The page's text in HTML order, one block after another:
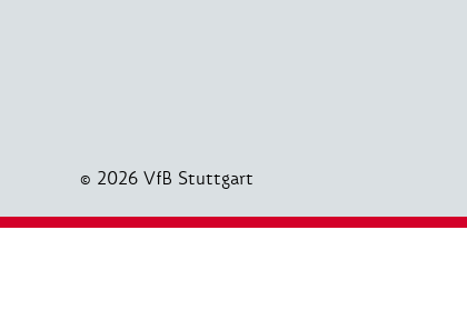
© 2026 VfB Stuttgart